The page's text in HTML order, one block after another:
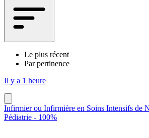
Le plus récent
Par pertinence
Il y a 1 heure
Infirmier ou Infirmière en Soins Intensifs de
Pédiatrie - 100%